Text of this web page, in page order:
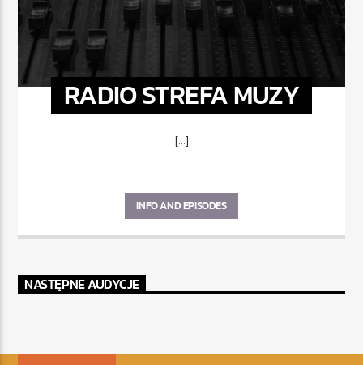
RADIO STREFA MUZY
[...]
INFO AND EPISODES
NASTĘPNE AUDYCJE